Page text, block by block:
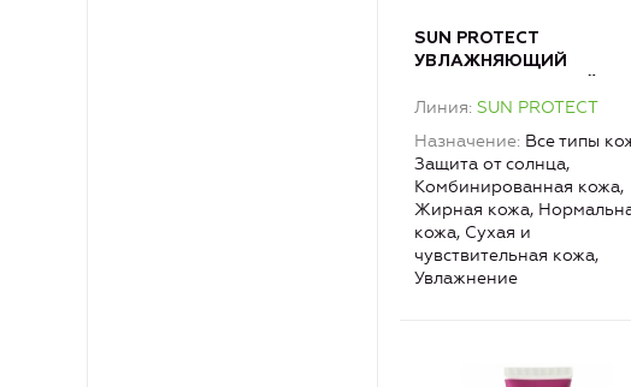
SUN PROTECT
УВЛАЖНЯЮЩИЙ
КОМПЛЕКС для лица SPF
Линия SUN PROTECT
Назначение Все типы
Защита от солнца,
Комбинированная кожа,
Жирная кожа,
кожа, Сухая и
чувствительная кожа,
Увлажнение